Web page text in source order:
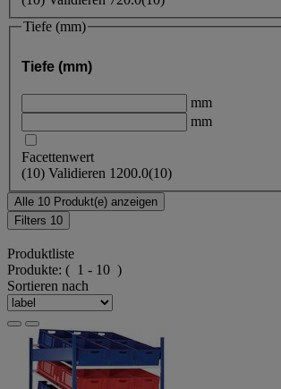
Tiefe (mm)
Tiefe (mm)
mm
mm
Facettenwert
(10) Validieren 1200.0(10)
Alle 10 Produkt(e) anzeigen
Filters 10
Produktliste
Produkte: ( 1 - 10 )
Sortieren nach